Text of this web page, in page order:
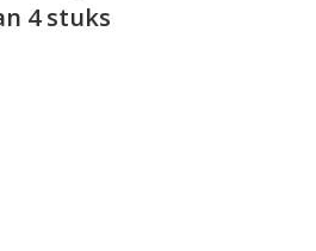
4 stuks